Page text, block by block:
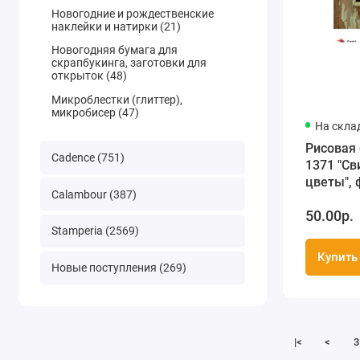
Новогодние и рождественские
наклейки и натирки (21)
Новогодняя бумага для
скрапбукинга, заготовки для
открыток (48)
Микроблестки (глиттер),
микробисер (47)
Cadence (751)
Calambour (387)
Stamperia (2569)
Новые поступления (269)
На
Рисовая
1371
цветы",
50.00р.
Купить
|< < 3